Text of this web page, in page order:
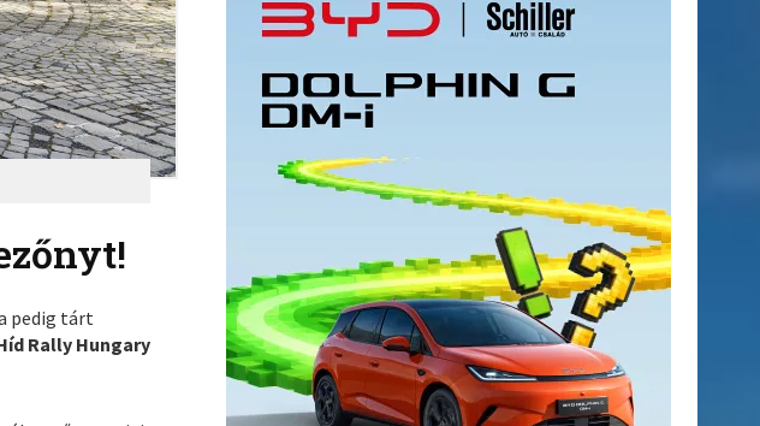
pedig tárt
Rally Hungary